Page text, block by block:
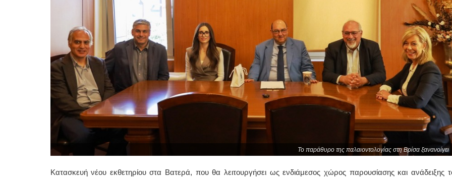
Το παράθυρο της παλαιοντολογίας στη Βρίσα ξανανοίγει
Κατασκευή νέου εκθετηρίου στα Βατερά, που θα λειτουργήσει ως ενδιάμεσος χώρος παρουσίασης και ανάδειξης